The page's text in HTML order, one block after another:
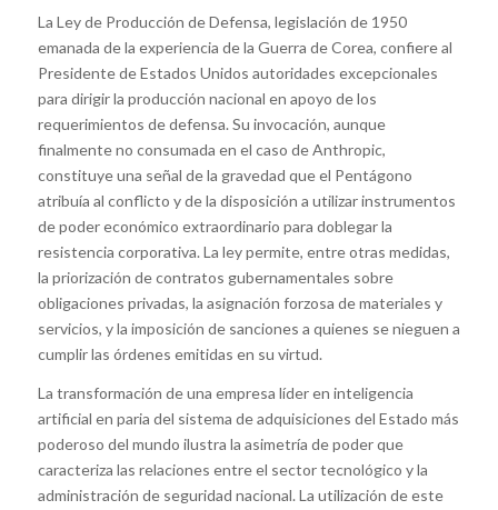
La Ley de Producción de Defensa, legislación de 1950
emanada de la experiencia de la Guerra de Corea, confiere al
Presidente de Estados Unidos autoridades excepcionales
para dirigir la producción nacional en apoyo de los
requerimientos de defensa. Su invocación, aunque
finalmente no consumada en el caso de Anthropic,
constituye una señal de la gravedad que el Pentágono
atribuía al conflicto y de la disposición a utilizar instrumentos
de poder económico extraordinario para doblegar la
resistencia corporativa. La ley permite, entre otras medidas,
la priorización de contratos gubernamentales sobre
obligaciones privadas, la asignación forzosa de materiales y
servicios, y la imposición de sanciones a quienes se nieguen a
cumplir las órdenes emitidas en su virtud.
La transformación de una empresa líder en inteligencia
artificial en paria del sistema de adquisiciones del Estado más
poderoso del mundo ilustra la asimetría de poder que
caracteriza las relaciones entre el sector tecnológico y la
administración de seguridad nacional. La utilización de este